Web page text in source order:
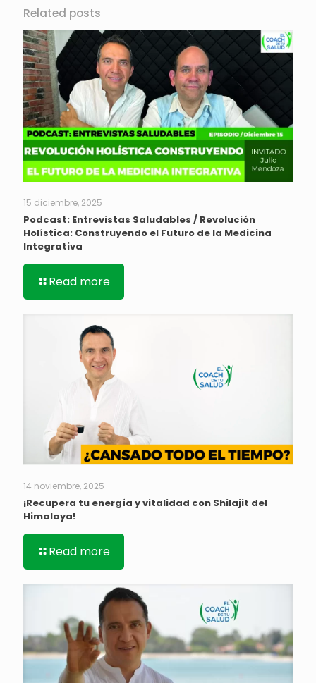
Related posts
15 diciembre, 2025
Podcast: Entrevistas Saludables / Revolución
Holística: Construyendo el Futuro de la Medicina
Integrativa
Read more
14 noviembre, 2025
¡Recupera tu energía y vitalidad con Shilajit del
Himalaya!
Read more